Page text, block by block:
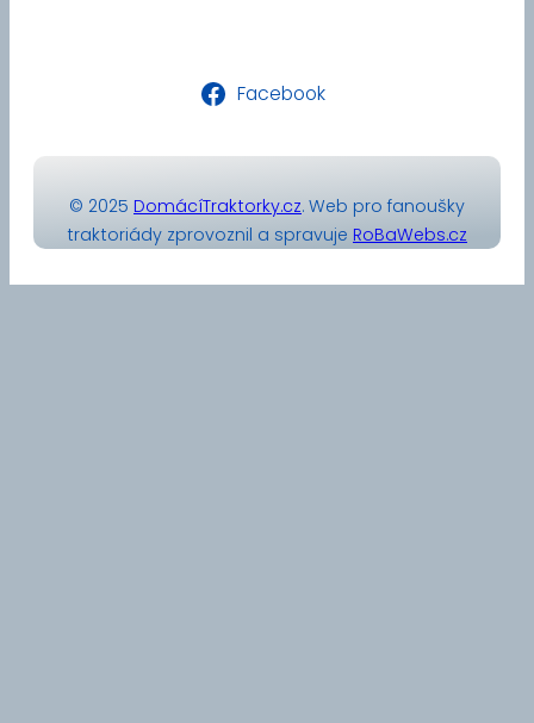
Facebook
© 2025 DomácíTraktorky.cz. Web pro fanoušky
traktoriády zprovoznil a spravuje RoBaWebs.cz